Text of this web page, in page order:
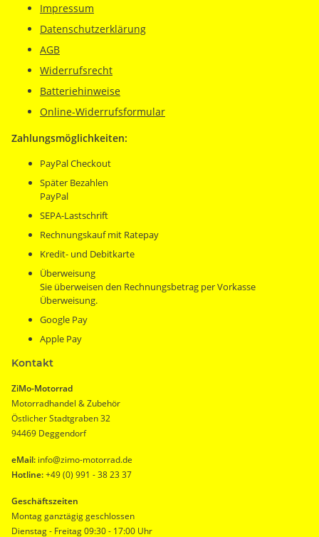
Impressum
Datenschutzerklärung
AGB
Widerrufsrecht
Batteriehinweise
Online-Widerrufsformular
Zahlungsmöglichkeiten:
PayPal Checkout
Später Bezahlen
PayPal
SEPA-Lastschrift
Rechnungskauf mit Ratepay
Kredit- und Debitkarte
Überweisung
Sie überweisen den Rechnungsbetrag per Vorkasse
Überweisung.
Google Pay
Apple Pay
Kontakt
ZiMo-Motorrad
Motorradhandel & Zubehör
Östlicher Stadtgraben 32
94469 Deggendorf
eMail: info@zimo-motorrad.de
Hotline:+49 (0) 991 - 38 23 37
Geschäftszeiten
Montag ganztägig geschlossen
Dienstag - Freitag 09:30 - 17:00 Uhr